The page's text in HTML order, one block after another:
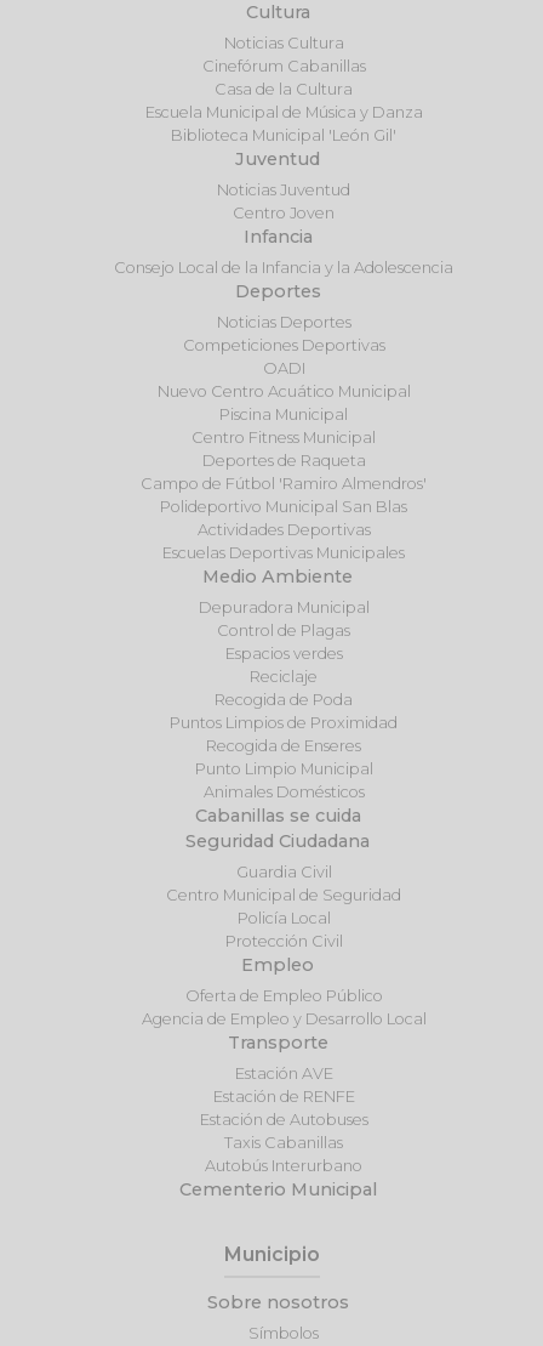
Cultura
Noticias Cultura
Cinefórum Cabanillas
Casa de la Cultura
Escuela Municipal de Música y Danza
Biblioteca Municipal 'León Gil'
Juventud
Noticias Juventud
Centro Joven
Infancia
Consejo Local de la Infancia y la Adolescencia
Deportes
Noticias Deportes
Competiciones Deportivas
OADI
Nuevo Centro Acuático Municipal
Piscina Municipal
Centro Fitness Municipal
Deportes de Raqueta
Campo de Fútbol 'Ramiro Almendros'
Polideportivo Municipal San Blas
Actividades Deportivas
Escuelas Deportivas Municipales
Medio Ambiente
Depuradora Municipal
Control de Plagas
Espacios verdes
Reciclaje
Recogida de Poda
Puntos Limpios de Proximidad
Recogida de Enseres
Punto Limpio Municipal
Animales Domésticos
Cabanillas se cuida
Seguridad Ciudadana
Guardia Civil
Centro Municipal de Seguridad
Policía Local
Protección Civil
Empleo
Oferta de Empleo Público
Agencia de Empleo y Desarrollo Local
Transporte
Estación AVE
Estación de RENFE
Estación de Autobuses
Taxis Cabanillas
Autobús Interurbano
Cementerio Municipal
Municipio
Sobre nosotros
Símbolos